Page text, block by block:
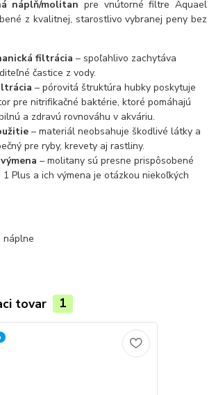
náplň/molitan pre vnútorné filtre Aquael
z kvalitnej, starostlivo vybranej peny bez
filtrácia – spoľahlivo zachytáva
častice z vody.
– pórovitá štruktúra hubky poskytuje
pre nitrifikačné baktérie, ktoré pomáhajú
a zdravú rovnováhu v akváriu.
– materiál neobsahuje škodlivé látky a
pre ryby, krevety aj rastliny.
– molitany sú presne prispôsobené
Plus a ich výmena je otázkou niekoľkých
náplne
tovar 1